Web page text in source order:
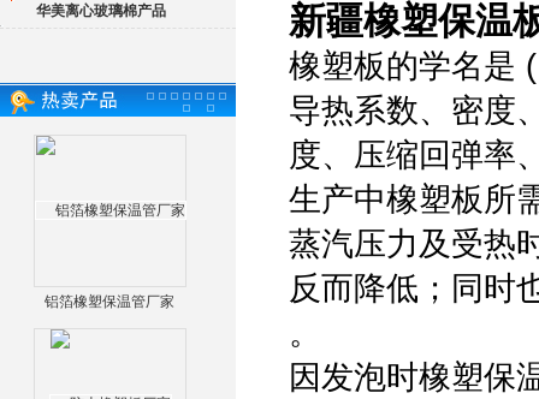
华美离心玻璃棉产品
铝箔橡塑保温管厂家
新疆橡塑保温
橡塑板的学名是
导热系数、密度
度、压缩回弹率
生产中橡塑板所
蒸汽压力及受热
反而降低；同时
。
因发泡时橡塑保